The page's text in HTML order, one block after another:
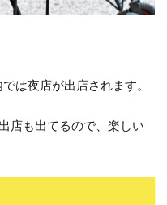
は夜店が出店されます。
店も出てるので、楽しい